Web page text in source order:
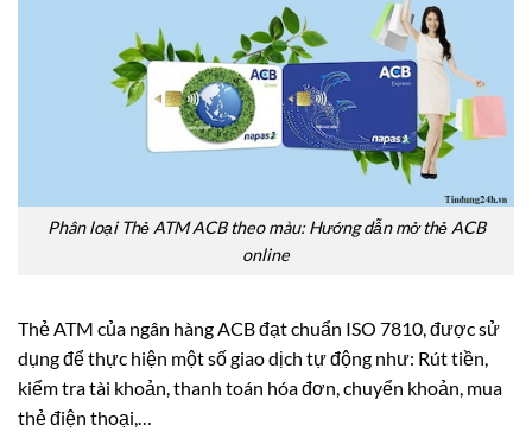
Phân loại Thẻ ATM ACB theo màu: Hướng dẫn mở thẻ ACB
online
Thẻ ATM của ngân hàng ACB đạt chuẩn ISO 7810, được sử
dụng để thực hiện một số giao dịch tự động như: Rút tiền,
kiểm tra tài khoản, thanh toán hóa đơn, chuyển khoản, mua
thẻ điện thoại,…